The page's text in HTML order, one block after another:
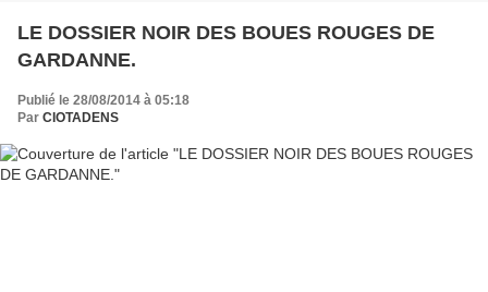
LE DOSSIER NOIR DES BOUES ROUGES DE
GARDANNE.
Publié le 28/08/2014 à 05:18
Par CIOTADENS